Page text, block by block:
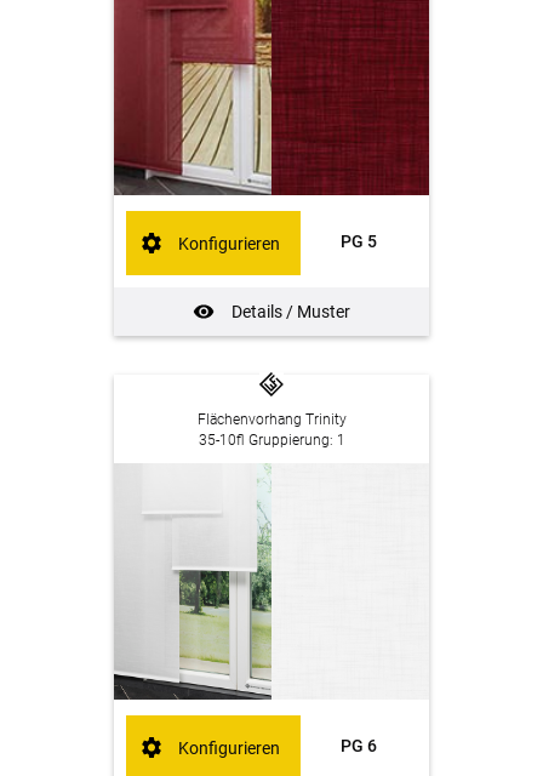
PG 5
Details / Muster
Konfigurieren
Flächenvorhang Trinity
35-10fl Gruppierung: 1
PG 6
Konfigurieren